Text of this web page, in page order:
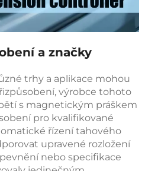
a značky
trhy a aplikace mohou
výrobce tohoto
s magnetickým práškem
pro kvalifikované
řízení tahového
upravené rozložení
nebo specifikace